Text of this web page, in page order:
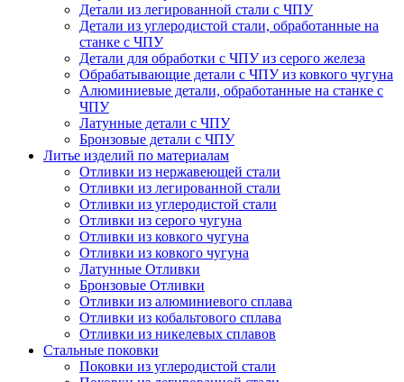
Детали из легированной стали с ЧПУ
Детали из углеродистой стали, обработанные на
станке с ЧПУ
Детали для обработки с ЧПУ из серого железа
Обрабатывающие детали с ЧПУ из ковкого чугуна
Алюминиевые детали, обработанные на станке с
ЧПУ
Латунные детали с ЧПУ
Бронзовые детали с ЧПУ
Литье изделий по материалам
Отливки из нержавеющей стали
Отливки из легированной стали
Отливки из углеродистой стали
Отливки из серого чугуна
Отливки из ковкого чугуна
Отливки из ковкого чугуна
Латунные Отливки
Бронзовые Отливки
Отливки из алюминиевого сплава
Отливки из кобальтового сплава
Отливки из никелевых сплавов
Стальные поковки
Поковки из углеродистой стали